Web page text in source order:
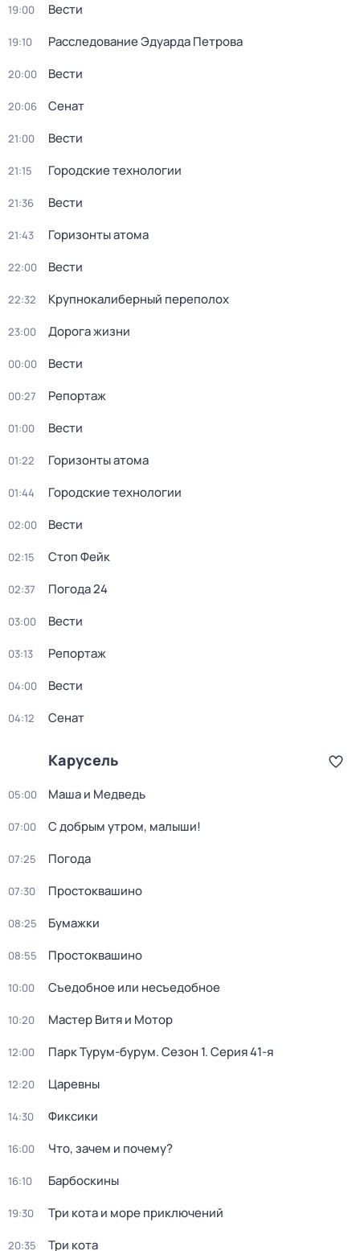
19:00 Вести
19:10 Расследование Эдуарда Петрова
20:00 Вести
20:06 Сенат
21:00 Вести
21:15 Городские технологии
21:36 Вести
21:43 Горизонты атома
22:00 Вести
22:32 Крупнокалиберный переполох
23:00 Дорога жизни
00:00 Вести
00:27 Репортаж
01:00 Вести
01:22 Горизонты атома
01:44 Городские технологии
02:00 Вести
02:15 Стоп Фейк
02:37 Погода 24
03:00 Вести
03:13 Репортаж
04:00 Вести
04:12 Сенат
Карусель
05:00 Маша и Медведь
07:00 С добрым утром, малыши!
07:25 Погода
07:30 Простоквашино
08:25 Бумажки
08:55 Простоквашино
10:00 Съедобное или несъедобное
10:20 Мастер Витя и Мотор
12:00 Парк Турум-бурум. Сезон 1. Серия 41-я
12:20 Царевны
14:30 Фиксики
16:00 Что, зачем и почему?
16:10 Барбоскины
19:30 Три кота и море приключений
20:35 Три кота